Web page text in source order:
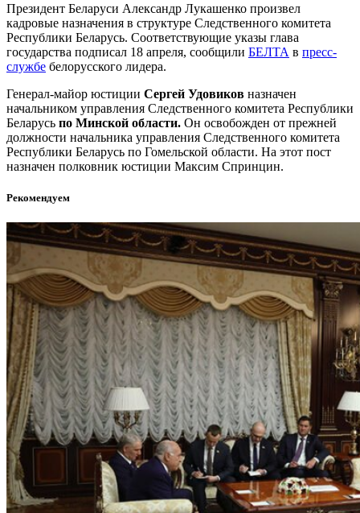
Президент Беларуси Александр Лукашенко произвел
кадровые назначения в структуре Следственного комитета
Республики Беларусь. Соответствующие указы глава
государства подписал 18 апреля, сообщили БЕЛТА в пресс-
службе белорусского лидера.
Генерал-майор юстиции Сергей Удовиков назначен
начальником управления Следственного комитета Республики
Беларусь по Минской области. Он освобожден от прежней
должности начальника управления Следственного комитета
Республики Беларусь по Гомельской области. На этот пост
назначен полковник юстиции Максим Спринцин.
Рекомендуем